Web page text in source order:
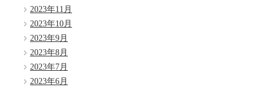
2023年11月
2023年10月
2023年9月
2023年8月
2023年7月
2023年6月